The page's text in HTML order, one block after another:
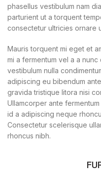
phasellus vestibulum nam
parturient ut a torquent
consectetur ultricies ornare
Mauris torquent mi eget et
mi a fermentum vel a a
vestibulum nulla
adipiscing eu bibendum
gravida tristique litora nisi
Ullamcorper ante
id a adipiscing neque
Consectetur scelerisque
rhoncus nibh.